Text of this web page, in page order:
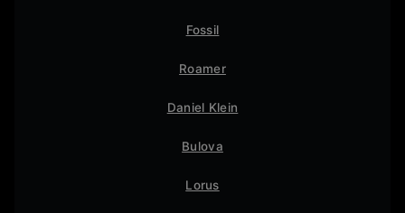
Fossil
Roamer
Daniel Klein
Bulova
Lorus